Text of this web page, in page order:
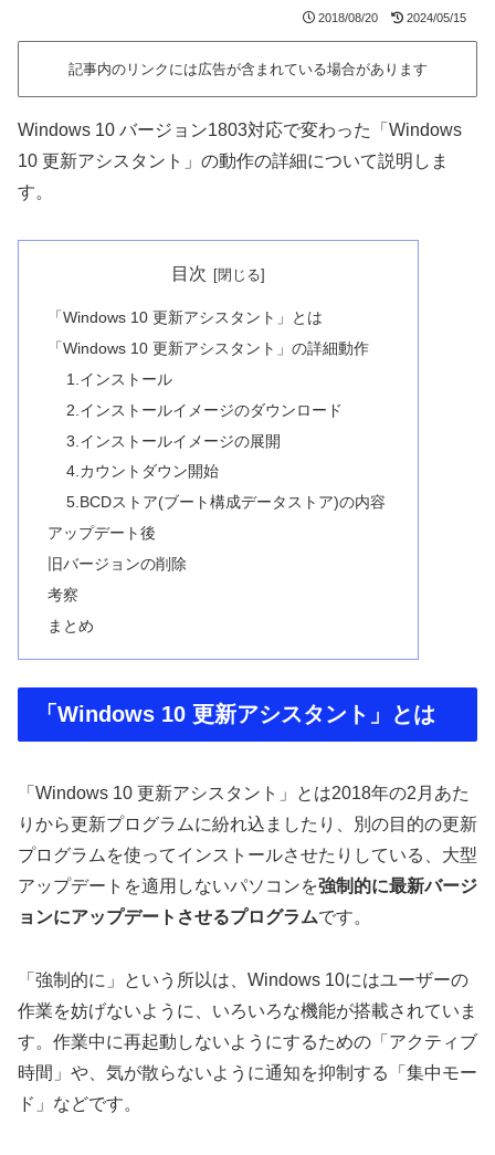
2018/08/20 2024/05/15
記事内のリンクには広告が含まれている場合があります
Windows 10 バージョン1803対応で変わった「Windows
10 更新アシスタント」の動作の詳細について説明しま
す。
目次
「Windows 10 更新アシスタント」とは
「Windows 10 更新アシスタント」の詳細動作
1.インストール
2.インストールイメージのダウンロード
3.インストールイメージの展開
4.カウントダウン開始
5.BCDストア(ブート構成データストア)の内容
アップデート後
旧バージョンの削除
考察
まとめ
「Windows 10 更新アシスタント」とは
「Windows 10 更新アシスタント」とは2018年の2月あた
りから更新プログラムに紛れ込ましたり、別の目的の更新
プログラムを使ってインストールさせたりしている、大型
アップデートを適用しないパソコンを強制的に最新バージ
ョンにアップデートさせるプログラムです。
「強制的に」という所以は、Windows 10にはユーザーの
作業を妨げないように、いろいろな機能が搭載されていま
す。作業中に再起動しないようにするための「アクティブ
時間」や、気が散らないように通知を抑制する「集中モー
ド」などです。